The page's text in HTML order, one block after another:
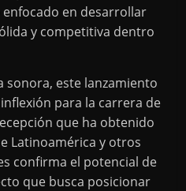
en desarrollar
y competitiva dentro
sonora, este lanzamiento
para la carrera de
que ha obtenido
Latinoamérica y otros
confirma el potencial de
que busca posicionar